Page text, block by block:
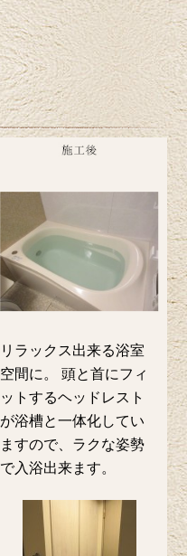
リラックス出来る浴室
空間に。 頭と首にフィ
ットするヘッドレスト
が浴槽と一体化してい
ますので、ラクな姿勢
で入浴出来ます。